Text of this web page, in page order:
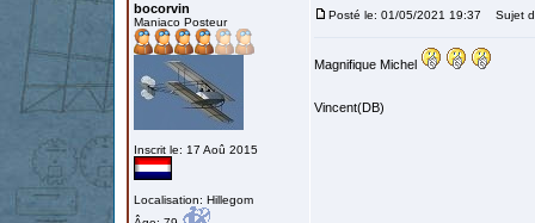
bocorvin
Maniaco Posteur
Inscrit le: 17 Aoû 2015
Localisation: Hillegom
Posté le: 01/05/2021 19:37 Sujet
Magnifique Michel
Vincent(DB)